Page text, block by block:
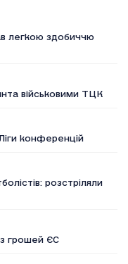
легкою здобиччю
військовими ТЦК
конференцій
розстріляли
грошей ЄС